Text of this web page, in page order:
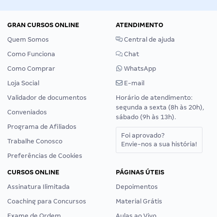
GRAN CURSOS ONLINE
Quem Somos
Como Funciona
Como Comprar
Loja Social
Validador de documentos
Conveniados
Programa de Afiliados
Trabalhe Conosco
Preferências de Cookies
ATENDIMENTO
Central de ajuda
Chat
WhatsApp
E-mail
Horário de atendimento:
segunda a sexta (8h às 20h),
sábado (9h às 13h).
Foi aprovado?
Envie-nos a sua história!
CURSOS ONLINE
Assinatura Ilimitada
Coaching para Concursos
PÁGINAS ÚTEIS
Depoimentos
Material Grátis